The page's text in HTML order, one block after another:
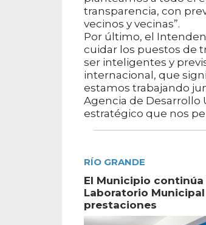
transparencia, con
vecinos y vecinas”.
Por último, el
cuidar los puestos de
ser inteligentes y
internacional, que
estamos trabajando
Agencia de Desarrollo
estratégico que nos
RÍO GRANDE
El Municipio
Laboratorio
prestaciones